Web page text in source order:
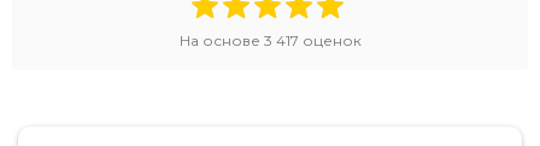
На основе 3 417 оценок